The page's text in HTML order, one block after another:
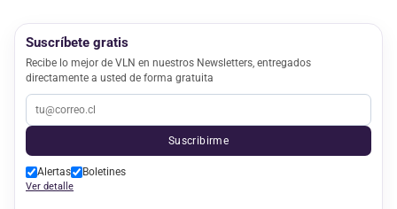
Suscríbete gratis
Recibe lo mejor de VLN en nuestros Newsletters, entregados
directamente a usted de forma gratuita
Suscribirme
Alertas Boletines
Ver detalle